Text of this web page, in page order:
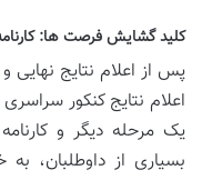
کلید گشایش فرصت ها:
پس از اعلام نتایج
اعلام نتایج کنکور
یک مرحله دیگر و
بسیاری از داوطلبان،